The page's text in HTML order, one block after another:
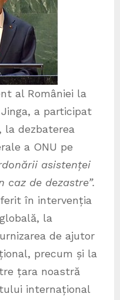
al României la
a participat
la dezbaterea
a ONU pe
asistenței
de dezastre”.
în intervenția
la
de ajutor
precum și la
țara noastră
internațional